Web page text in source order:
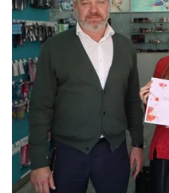
Empresas
Mapa de Mazarrón
Vídeos
Galerías
Contacto